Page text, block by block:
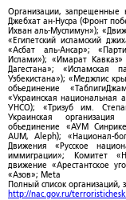
Организации, запрещенные
Джебхат ан-Нусра (Фронт
Ихван аль-Муслимун»);
«Египетский исламский
«Асбат аль-Ансар»;
Ислами»); «Имарат Кавказ»
Дагестана»; «Исламская
Узбекистана»); «Меджлис
объединение
«Украинская национальная
УНСО); «Тризуб им.
Украинская
объединение «АУМ
AUM, Aleph); «Национал-
Движения «Русское
иммиграции»; Комитет
движение «Арестантское
«Азов»; Meta
Полный список
http://nac.gov.ru/